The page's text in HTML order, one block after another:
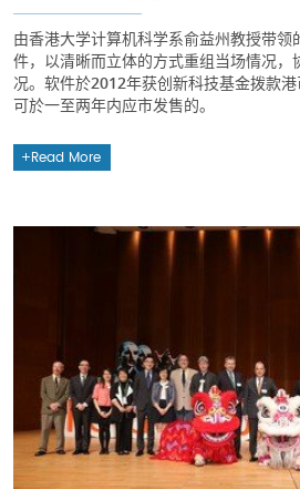
由香港大学计算机科学系俞益州教授带
件，以清晰而立体的方式重组当场情况，
况。软件於2012年获创新科技基金拨款
可於一至两年内应市发售的。
Read More